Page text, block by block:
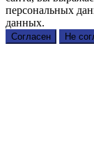
персональных
данных.
Согласен Не